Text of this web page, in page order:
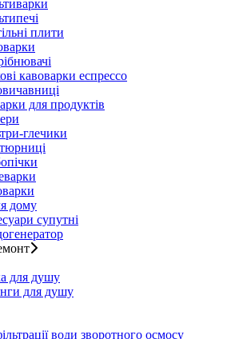
плити
кавоварки еспрессо
для продуктів
глечики
дому
супутні
для душу
для душу
води зворотного осмосу